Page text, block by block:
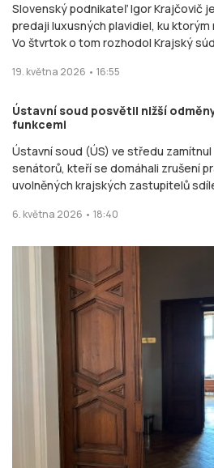
Slovenský podnikateľ Igor Krajčovič
predaji luxusných plavidiel, ku ktorým
Vo štvrtok o tom rozhodol Krajský súd
19. května 2026 • 16:55
Ústavní soud posvětil nižší
funkcemi
Ústavní soud (ÚS) ve středu zamítnul
senátorů, kteří se domáhali zrušení
uvolněných krajských zastupitelů
6. května 2026 • 18:40